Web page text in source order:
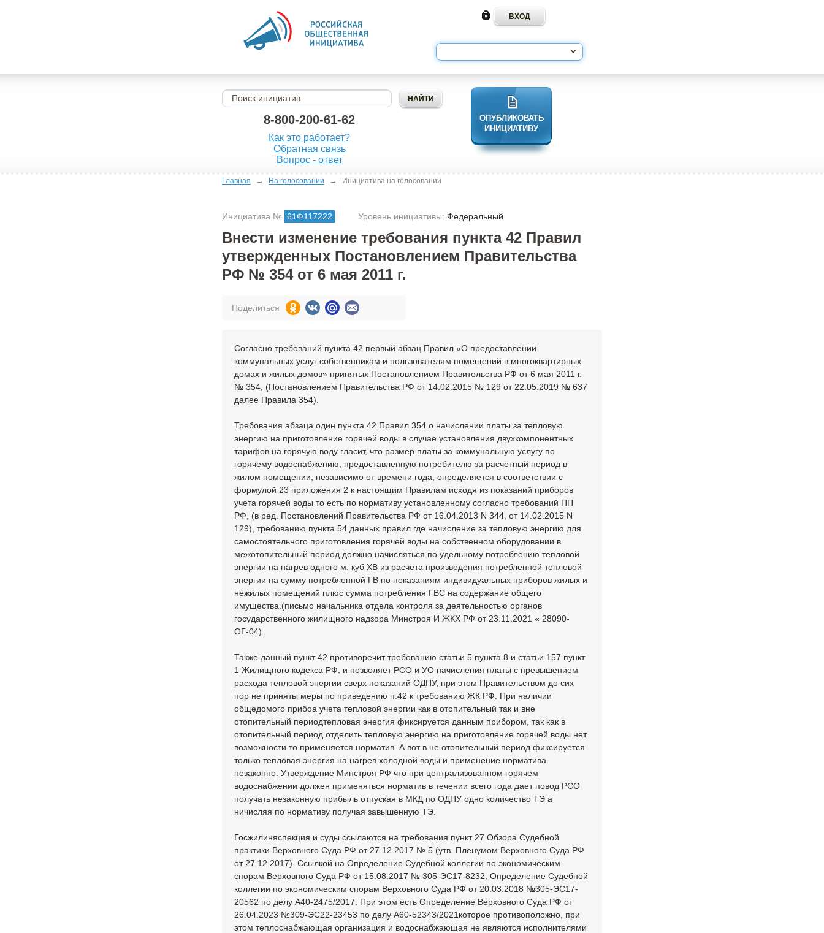
8-800-200-61-62
Как это работает?
Обратная связь
Вопрос - ответ
ОПУБЛИКОВАТЬ
ИНИЦИАТИВУ
Главная → На голосовании → Инициатива на голосовании
Инициатива № 61Ф117222 Уровень инициативы: Федеральный
Внести изменение требования пункта 42 Правил
утвержденных Постановлением Правительства
РФ № 354 от 6 мая 2011 г.
Поделиться
Согласно требований пункта 42 первый абзац Правил «О предоставлении
коммунальных услуг собственникам и пользователям помещений в многоквартирных
домах и жилых домов» принятых Постановлением Правительства РФ от 6 мая 2011 г.
№ 354, (Постановлением Правительства РФ от 14.02.2015 № 129 от 22.05.2019 № 637
далее Правила 354).
Требования абзаца один пункта 42 Правил 354 о начислении платы за тепловую
энергию на приготовление горячей воды в случае установления двухкомпонентных
тарифов на горячую воду гласит, что размер платы за коммунальную услугу по
горячему водоснабжению, предоставленную потребителю за расчетный период в
жилом помещении, независимо от времени года, определяется в соответствии с
формулой 23 приложения 2 к настоящим Правилам исходя из показаний приборов
учета горячей воды то есть по нормативу установленному согласно требований ПП
РФ, (в ред. Постановлений Правительства РФ от 16.04.2013 N 344, от 14.02.2015 N
129), требованию пункта 54 данных правил где начисление за тепловую энергию для
самостоятельного приготовления горячей воды на собственном оборудовании в
межотопительный период должно начисляться по удельному потреблению тепловой
энергии на нагрев одного м. куб ХВ из расчета произведения потребленной тепловой
энергии на сумму потребленной ГВ по показаниям индивидуальных приборов жилых и
нежилых помещений плюс сумма потребления ГВС на содержание общего
имущества.(письмо начальника отдела контроля за деятельностью органов
государственного жилищного надзора Минстроя И ЖКХ РФ от 23.11.2021 « 28090-
ОГ-04).
Также данный пункт 42 противоречит требованию статьи 5 пункта 8 и статьи 157 пункт
1 Жилищного кодекса РФ, и позволяет РСО и УО начисления платы с превышением
расхода тепловой энергии сверх показаний ОДПУ, при этом Правительством до сих
пор не приняты меры по приведению п.42 к требованию ЖК РФ. При наличии
общедомого прибоа учета тепловой энергии как в отопительный так и вне
отопительный периодтепловая энергия фиксируется данным прибором, так как в
отопительный период отделить тепловую энергию на приготовление горячей воды нет
возможности то применяется норматив. А вот в не отопительный период фиксируется
только тепловая энергия на нагрев холодной воды и применение норматива
незаконно. Утверждение Минстроя РФ что при централизованном горячем
водоснабжении должен применяться норматив в течении всего года дает повод РСО
получать незаконную прибыль отпуская в МКД по ОДПУ одно количество ТЭ а
ничисляя по нормативу получая завышенную ТЭ.
Госжилиняспекция и суды ссылаются на требования пункт 27 Обзора Судебной
практики Верховного Суда РФ от 27.12.2017 № 5 (утв. Пленумом Верховного Суда РФ
от 27.12.2017). Ссылкой на Определение Судебной коллегии по экономическим
спорам Верховного Суда РФ от 15.08.2017 № 305-ЭС17-8232, Определение Судебной
коллегии по экономическим спорам Верховного Суда РФ от 20.03.2018 №305-ЭС17-
20562 по делу А40-2475/2017. При этом есть Определение Верховного Суда РФ от
26.04.2023 №309-ЭС22-23453 по делу А60-52343/2021которое противоположно, при
этом теплоснабжающая организация и водоснабжающая не являются исполнителями